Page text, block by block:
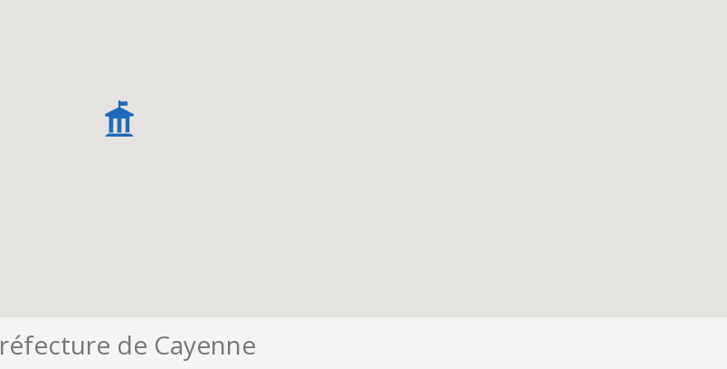
de Cayenne